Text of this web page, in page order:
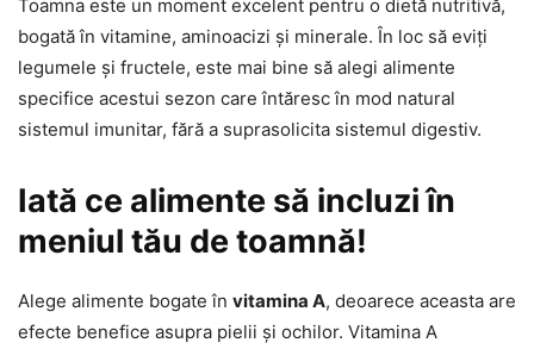
Toamna este un moment excelent pentru o dietă nutritivă,
bogată în vitamine, aminoacizi și minerale. În loc să eviți
legumele și fructele, este mai bine să alegi alimente
specifice acestui sezon care întăresc în mod natural
sistemul imunitar, fără a suprasolicita sistemul digestiv.
Iată ce alimente să incluzi în
meniul tău de toamnă!
Alege alimente bogate în vitamina A, deoarece aceasta are
efecte benefice asupra pielii și ochilor. Vitamina A